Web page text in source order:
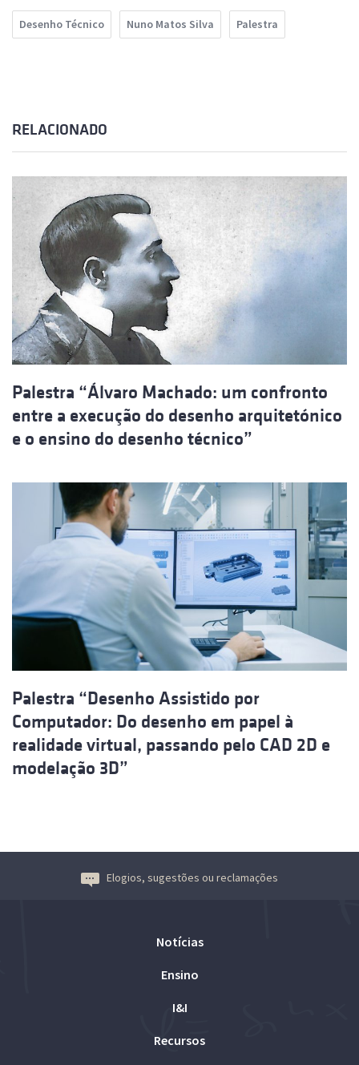
Desenho Técnico Nuno Matos Silva Palestra
RELACIONADO
Palestra “Álvaro Machado: um confronto
entre a execução do desenho arquitetónico
e o ensino do desenho técnico”
Palestra “Desenho Assistido por
Computador: Do desenho em papel à
realidade virtual, passando pelo CAD 2D e
modelação 3D”
Elogios, sugestões ou reclamações
Notícias
Ensino
I&I
Recursos